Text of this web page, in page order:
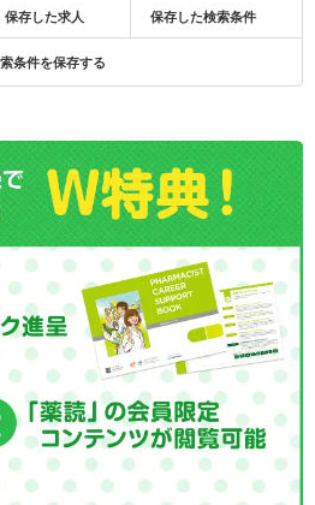
保存した求人 保存した検索条件
条件を保存する